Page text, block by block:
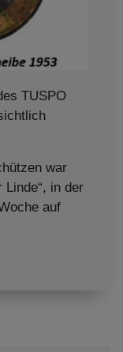
TUSPO
war
Linde“, in der
auf